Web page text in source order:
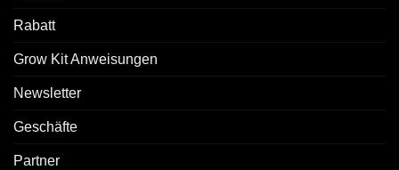
Rabatt
Grow Kit Anweisungen
Newsletter
Geschäfte
Partner